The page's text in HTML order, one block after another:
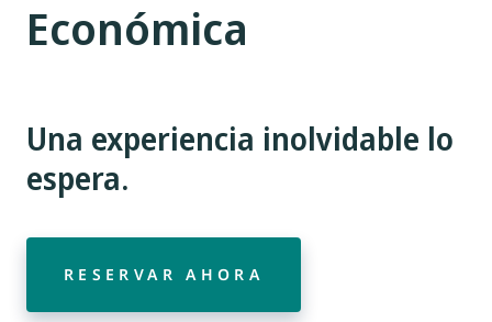
Económica
Una experiencia inolvidable lo
espera.
RESERVAR AHORA